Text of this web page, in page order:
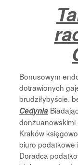
Bonusowym
dotrawionych
brudziłybyście.
Cedynia
Kraków
biuro podatkowe
Doradca